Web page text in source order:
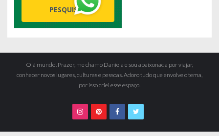
Olá mundo! Prazer, me chamo Daniela e sou apaixonada por viajar,
conhecer novos lugares, culturas e pessoas. Adoro tudo que envolve o tema,
por isso criei esse espaço.